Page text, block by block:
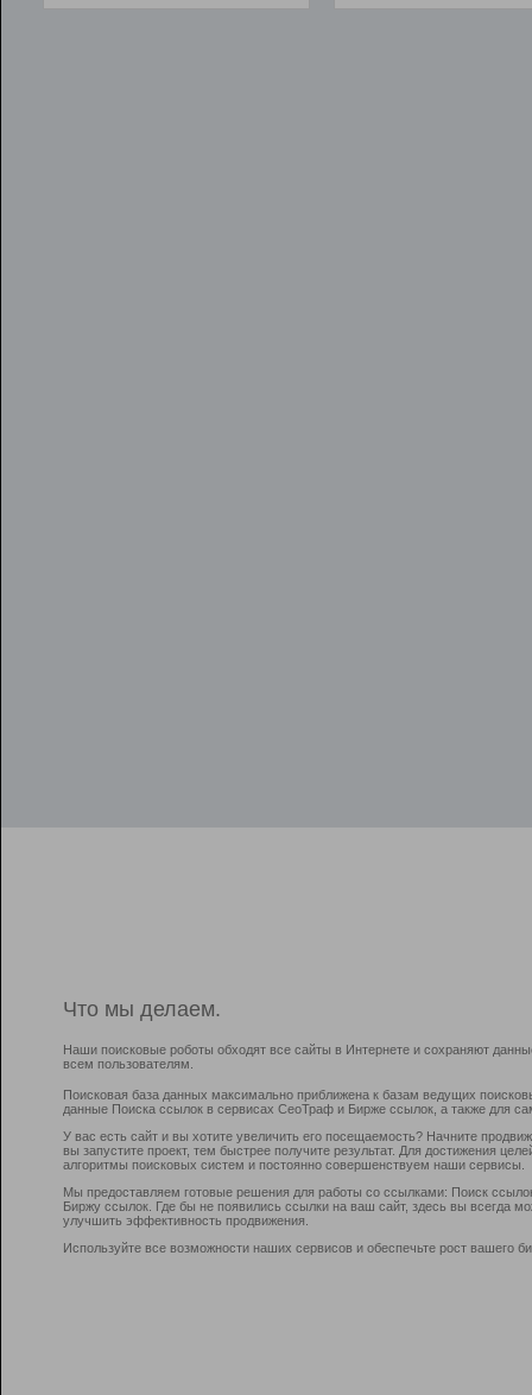
Что мы делаем.
Наши поисковые роботы обходят все сайты в Интернете и сохраняют
всем пользователям.
Поисковая база данных максимально приближена к базам ведущих
данные Поиска ссылок в сервисах СеоТраф и Бирже ссылок, а также для
У вас есть сайт и вы хотите увеличить его посещаемость? Начните
вы запустите проект, тем быстрее получите результат. Для достижения
алгоритмы поисковых систем и постоянно совершенствуем наши сервисы.
Мы предоставляем готовые решения для работы со ссылками: Поиск
Биржу ссылок. Где бы не появились ссылки на ваш сайт, здесь вы всегда
улучшить эффективность продвижения.
Используйте все возможности наших сервисов и обеспечьте рост вашего